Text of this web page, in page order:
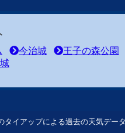
今治城 王子の森公園
イアップによる過去の天気デー